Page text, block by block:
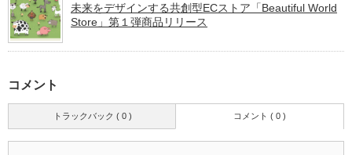
未来をデザインする共創型ECストア「Beautiful World
Store」第１弾商品リリース
コメント
トラックバック ( 0 ) コメント ( 0 )